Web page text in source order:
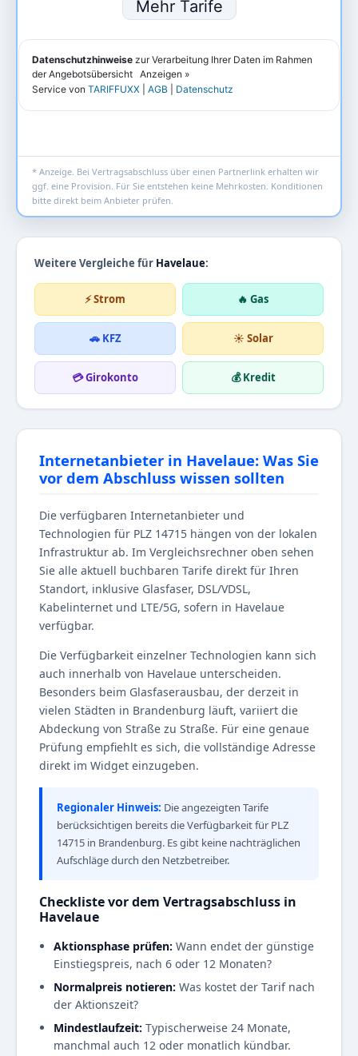
* Anzeige. Bei Vertragsabschluss über einen Partnerlink erhalten wir
ggf. eine Provision. Für Sie entstehen keine Mehrkosten. Konditionen
bitte direkt beim Anbieter prüfen.
Weitere Vergleiche für Havelaue:
⚡ Strom 🔥 Gas
🚗 KFZ ☀️ Solar
💳 Girokonto 💰 Kredit
Internetanbieter in Havelaue: Was Sie
vor dem Abschluss wissen sollten
Die verfügbaren Internetanbieter und
Technologien für PLZ 14715 hängen von der lokalen
Infrastruktur ab. Im Vergleichsrechner oben sehen
Sie alle aktuell buchbaren Tarife direkt für Ihren
Standort, inklusive Glasfaser, DSL/VDSL,
Kabelinternet und LTE/5G, sofern in Havelaue
verfügbar.
Die Verfügbarkeit einzelner Technologien kann sich
auch innerhalb von Havelaue unterscheiden.
Besonders beim Glasfaserausbau, der derzeit in
vielen Städten in Brandenburg läuft, variiert die
Abdeckung von Straße zu Straße. Für eine genaue
Prüfung empfiehlt es sich, die vollständige Adresse
direkt im Widget einzugeben.
Regionaler Hinweis: Die angezeigten Tarife
berücksichtigen bereits die Verfügbarkeit für PLZ
14715 in Brandenburg. Es gibt keine nachträglichen
Aufschläge durch den Netzbetreiber.
Checkliste vor dem Vertragsabschluss in
Havelaue
Aktionsphase prüfen: Wann endet der günstige
Einstiegspreis, nach 6 oder 12 Monaten?
Normalpreis notieren: Was kostet der Tarif nach
der Aktionszeit?
Mindestlaufzeit: Typischerweise 24 Monate,
manchmal auch 12 oder monatlich kündbar.